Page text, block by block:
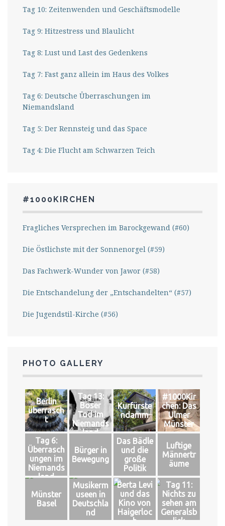
Tag 10: Zeitenwenden und Geschäftsmodelle
Tag 9: Hitzestress und Blaulicht
Tag 8: Lust und Last des Gedenkens
Tag 7: Fast ganz allein im Haus des Volkes
Tag 6: Deutsche Überraschungen im
Niemandsland
Tag 5: Der Rennsteig und das Space
Tag 4: Die Flucht am Schwarzen Teich
#1000KIRCHEN
Fragliches Versprechen im Barockgewand (#60)
Die Östlichste mit der Sonnenorgel (#59)
Das Fachwerk-Wunder von Jawor (#58)
Die Entschandelung der „Entschandelten“ (#57)
Die Jugendstil-Kirche (#56)
PHOTO GALLERY
Berlin
überrasch
t
Tag 13:
Böser
Tod im
Niemands
land
Kurfürste
ndamm
#1000Kir
chen: Das
Ulmer
Münster
Tag 6:
Überrasch
ungen im
Niemands
land
Bürger in
Bewegung
Das Bädle
und die
große
Politik
Luftige
Männertr
äume
Münster
Basel
Musikerm
useen in
Deutschla
nd
Berta Levi
und das
Kino von
Haigerloc
h
Tag 11:
Nichts zu
sehen am
Generalsb
lick